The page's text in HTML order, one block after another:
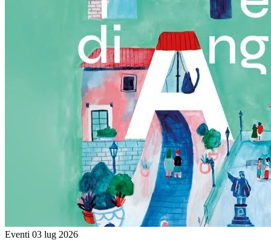
Eventi 03 lug 2026